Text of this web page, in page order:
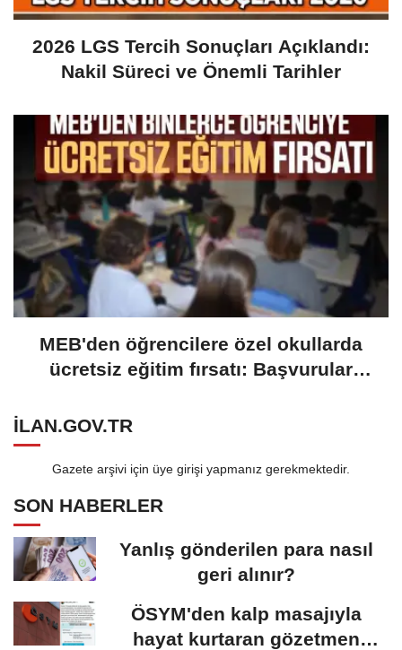
2026 LGS Tercih Sonuçları Açıklandı:
Nakil Süreci ve Önemli Tarihler
MEB'den öğrencilere özel okullarda
ücretsiz eğitim fırsatı: Başvurular
ILAN.GOV.TR
Gazete arşivi için üye girişi yapmanız gerekmektedir.
SON HABERLER
Yanlış gönderilen para nasıl
geri alınır?
ÖSYM'den kalp masajıyla
hayat kurtaran gözetmen